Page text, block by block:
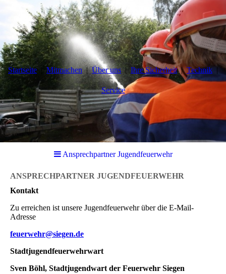
Startseite Mitmachen Über uns Ihre Sicherheit Technik
Service
Ansprechpartner Jugendfeuerwehr
ANSPRECHPARTNER JUGENDFEUERWEHR
Kontakt
Zu erreichen ist unsere Jugendfeuerwehr über die E-Mail-
Adresse
feuerwehr@siegen.de
Stadtjugendfeuerwehrwart
Sven Böhl, Stadtjugendwart der Feuerwehr Siegen